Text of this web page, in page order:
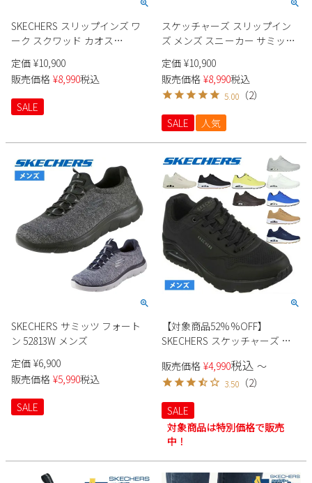
SKECHERS スリップインズ ワ
ーク スクワッド カオス
200254W メンズ
定価 ¥10,900
販売価格 ¥8,990税込
SALE
スケッチャーズ スリップイン
ズ メンズ スニーカー サミッツ
キー ペース 232469W
SKECHERS Slip-ins Summits -
Key Pace 靴 ワイド幅 幅広
定価 ¥10,900
販売価格 ¥8,990税込
5.00 （2）
SALE
人気
SKECHERS サミッツ フォート
ン 52813W メンズ
定価 ¥6,900
販売価格 ¥5,990税込
SALE
【対象商品52%%OFF】
SKECHERS スケッチャーズ ス
52458 ブラック ホワイト タン
ストーン 厚底 ウノ スタンド オ
ン エア
販売価格 ¥4,990税込 〜
3.50 （2）
SALE
対象商品は特別価格で販売
中！